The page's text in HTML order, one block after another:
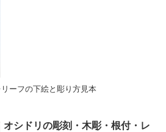
ーフの下絵と彫り方見本
オシドリの彫刻・木彫・根付・レ